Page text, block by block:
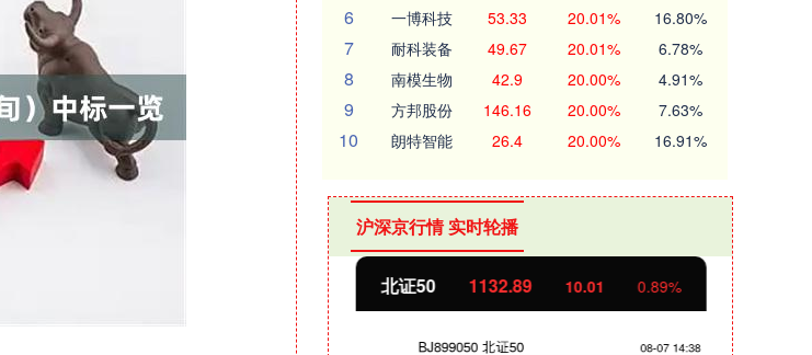
6 一博科技 53.33 20.01% 16.80%
7 耐科装备 49.67 20.01% 6.78%
8 南模生物 42.9 20.00% 4.91%
9 方邦股份 146.16 20.00% 7.63%
10 朗特智能 26.4 20.00% 16.91%
沪深京行情 实时轮播
北证50 1132.89 10.01 0.89%